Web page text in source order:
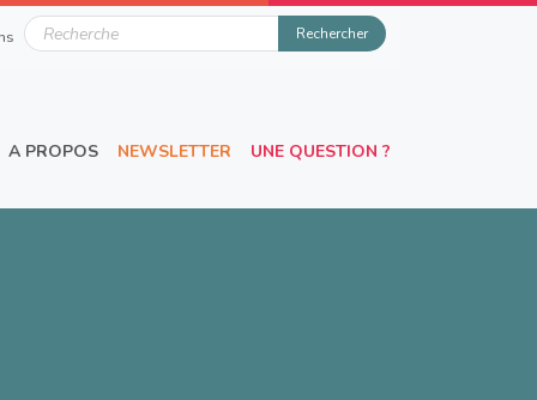
Rechercher
A PROPOS NEWSLETTER UNE QUESTION ?